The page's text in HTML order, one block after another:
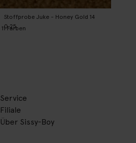
Stoffprobe Juke - Honey Gold 14
0.25
11Farben
Service
Filiale
Über Sissy-Boy